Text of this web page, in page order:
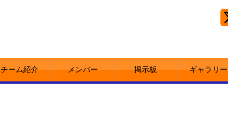
チーム紹介 メンバー 掲示板 ギャラリー